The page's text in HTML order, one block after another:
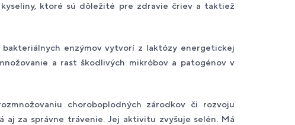
ktoré sú dôležité pre zdravie čriev a taktiež
enzýmov vytvorí z laktózy energetickej
a rast škodlivých mikróbov a patogénov v
choroboplodných zárodkov či rozvoju
za správne trávenie. Jej aktivitu zvyšuje selén. Má